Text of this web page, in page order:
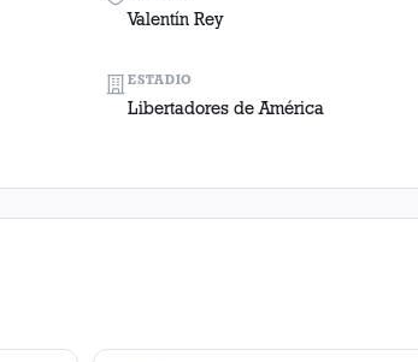
Valentín Rey
ESTADIO
Libertadores de América